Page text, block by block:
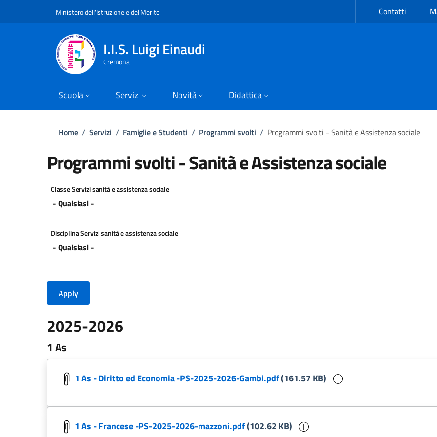
Ministero dell'Istruzione e del MeritoSlim top Contatti
I.I.S. Luigi Einaudi
Cremona
Scuola Servizi Novità Didattica
Briciole di pane
Home / Servizi / Famiglie e Studenti / Programmi svolti / Programmi svolti - Sanità e Assistenza sociale
Programmi svolti - Sanità e Assistenza sociale
Classe Servizi sanità e assistenza sociale
Disciplina Servizi sanità e assistenza sociale
2025-2026
1 As
1 As - Diritto ed Economia -PS-2025-2026-Gambi.pdf(161.57 KB)
1 As - Francese -PS-2025-2026-mazzoni.pdf(102.62 KB)